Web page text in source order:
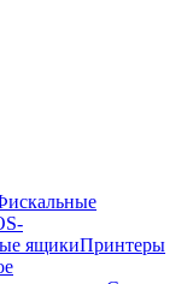
ящикиПринтеры